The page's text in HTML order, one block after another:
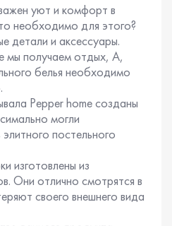
уют и комфорт в
необходимо для этого?
детали и аксессуары.
мы получаем отдых, А,
белья необходимо
Pepper home созданы
могли
постельного
изготовлены из
Они отлично смотрятся в
своего внешнего вида